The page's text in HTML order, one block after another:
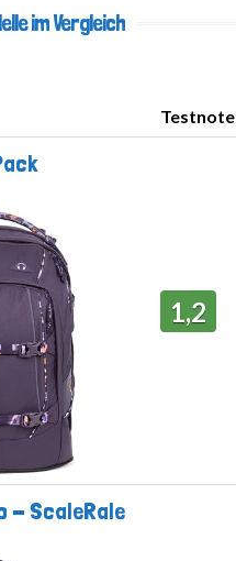
im Vergleich
Testnote
1,2
- ScaleRale